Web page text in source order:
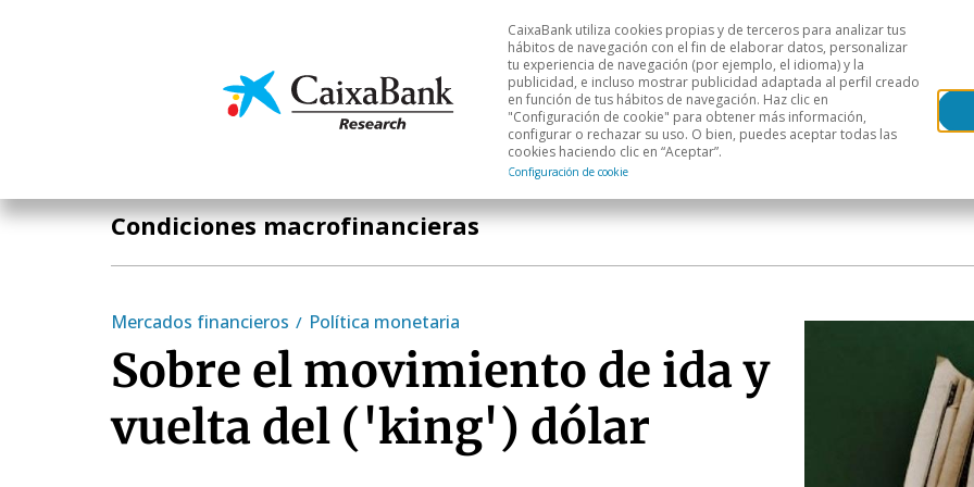
Economía y mercados Análisis sectorial Áreas geográficas
CaixaBank utiliza cookies propias y de terceros para analizar tus
hábitos de navegación con el fin de elaborar datos, personalizar
tu experiencia de navegación (por ejemplo, el idioma) y la
publicidad, e incluso mostrar publicidad adaptada al perfil creado
en función de tus hábitos de navegación. Haz clic en
"Configuración de cookie" para obtener más información,
configurar o rechazar su uso. O bien, puedes aceptar todas las
cookies haciendo clic en “Aceptar”.
Configuración de cookie
Condiciones macrofinancieras
Mercados financieros Política monetaria
Sobre el movimiento de ida y
vuelta del ('king') dólar